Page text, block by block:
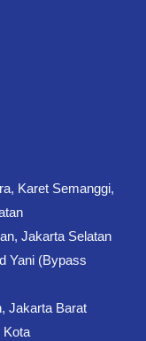
Karet Semanggi,
Jakarta Selatan
Yani (Bypass
Jakarta Barat
Kota